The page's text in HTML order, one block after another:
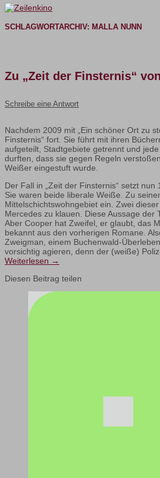
SCHLAGWORTARCHIV: MALLA NUNN
Zu „Zeit der Finsternis“
Schreibe eine Antwort
Nachdem 2009 mit „Ein schöner Ort zu
Finsternis“ fort. Sie führt mit ihren
aufgeteilt, Stadtgebiete getrennt und
durften, dass sie gegen Regeln
Weißer eingestuft wurde.
Der Fall in „Zeit der Finsternis“ setzt
Sie waren beide liberale Weiße. Zu
Mittelschichtswohngebiet ein. Zwei
Mercedes zu klauen. Diese Aussage der
Aber Cooper hat Zweifel, er glaubt, das
bekannt aus den vorherigen Romane.
Zweigman, einem Buchenwald-
vorsichtig agieren, denn der (weiße)
Weiterlesen →
Diesen Beitrag teilen